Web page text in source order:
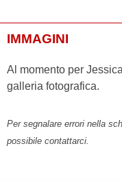
IMMAGINI
Al momento per
galleria fotografica.
Per segnalare errori nella
possibile contattarci.